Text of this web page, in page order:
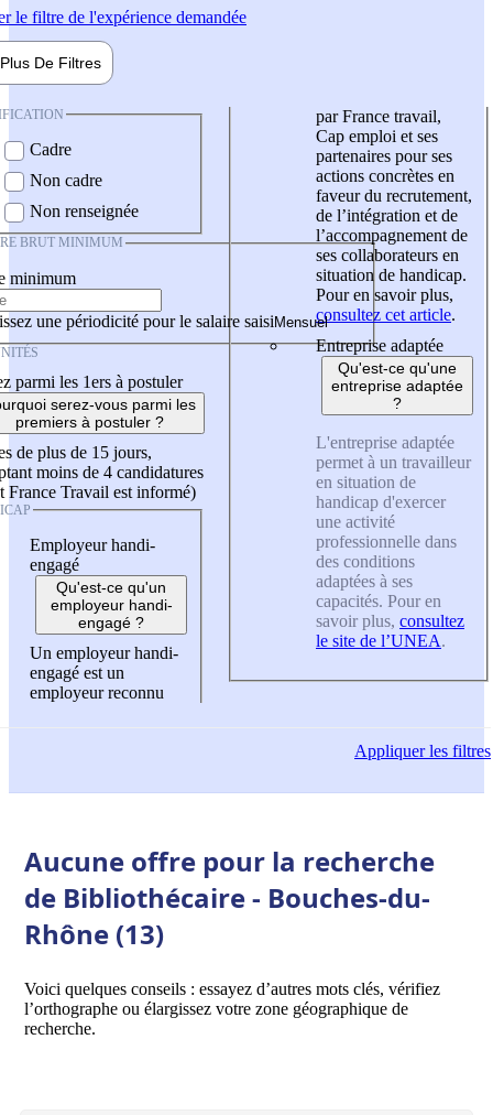
le filtre de l'expérience demandée
Plus De Filtres
Cadre
Non cadre
Non renseignée
BRUT MINIMUM
minimum
une périodicité pour le salaire saisi
parmi les 1ers à postuler
serez-vous parmi les
premiers à postuler ?
de plus de 15 jours,
moins de 4 candidatures
France Travail est informé)
Employeur handi-
engagé
Qu'est-ce qu'un
employeur handi-
engagé ?
Un employeur handi-
engagé est un
employeur reconnu
par France travail,
Cap emploi et ses
partenaires pour ses
actions concrètes en
faveur du recrutement,
de l’intégration et de
l’accompagnement de
ses collaborateurs en
situation de handicap.
Pour en savoir plus,
consultez cet article.
Entreprise adaptée
Qu'est-ce qu'une
entreprise adaptée
?
L'entreprise adaptée
permet à un travailleur
en situation de
handicap d'exercer
une activité
professionnelle dans
des conditions
adaptées à ses
capacités. Pour en
savoir plus, consultez
le site de l’UNEA.
Appliquerles filtres
Aucune offre pour la recherche
de Bibliothécaire - Bouches-du-
Rhône (13)
Voici quelques conseils : essayez d’autres mots clés, vérifiez
l’orthographe ou élargissez votre zone géographique de
recherche.